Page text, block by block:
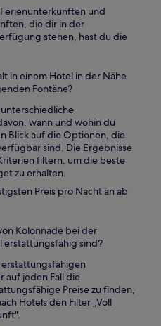
und
die dir in der
stehen, hast du die
in einem Hotel in der Nähe
Fontäne?
wann und wohin du
Blick auf die Optionen, die
sind. Die Ergebnisse
filtern, um die beste
zu erhalten.
Preis pro Nacht an ab
Kolonnade bei der
erstattungsfähig sind?
auf jeden Fall die
Preise zu finden,
Hotels den Filter „Voll